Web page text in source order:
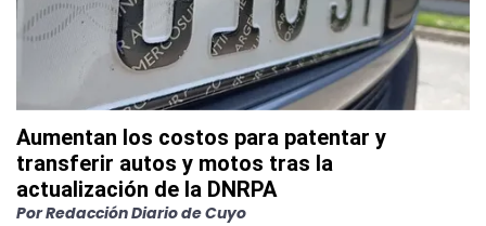
Aumentan los costos para patentar y
transferir autos y motos tras la
actualización de la DNRPA
PorRedacción Diario de Cuyo